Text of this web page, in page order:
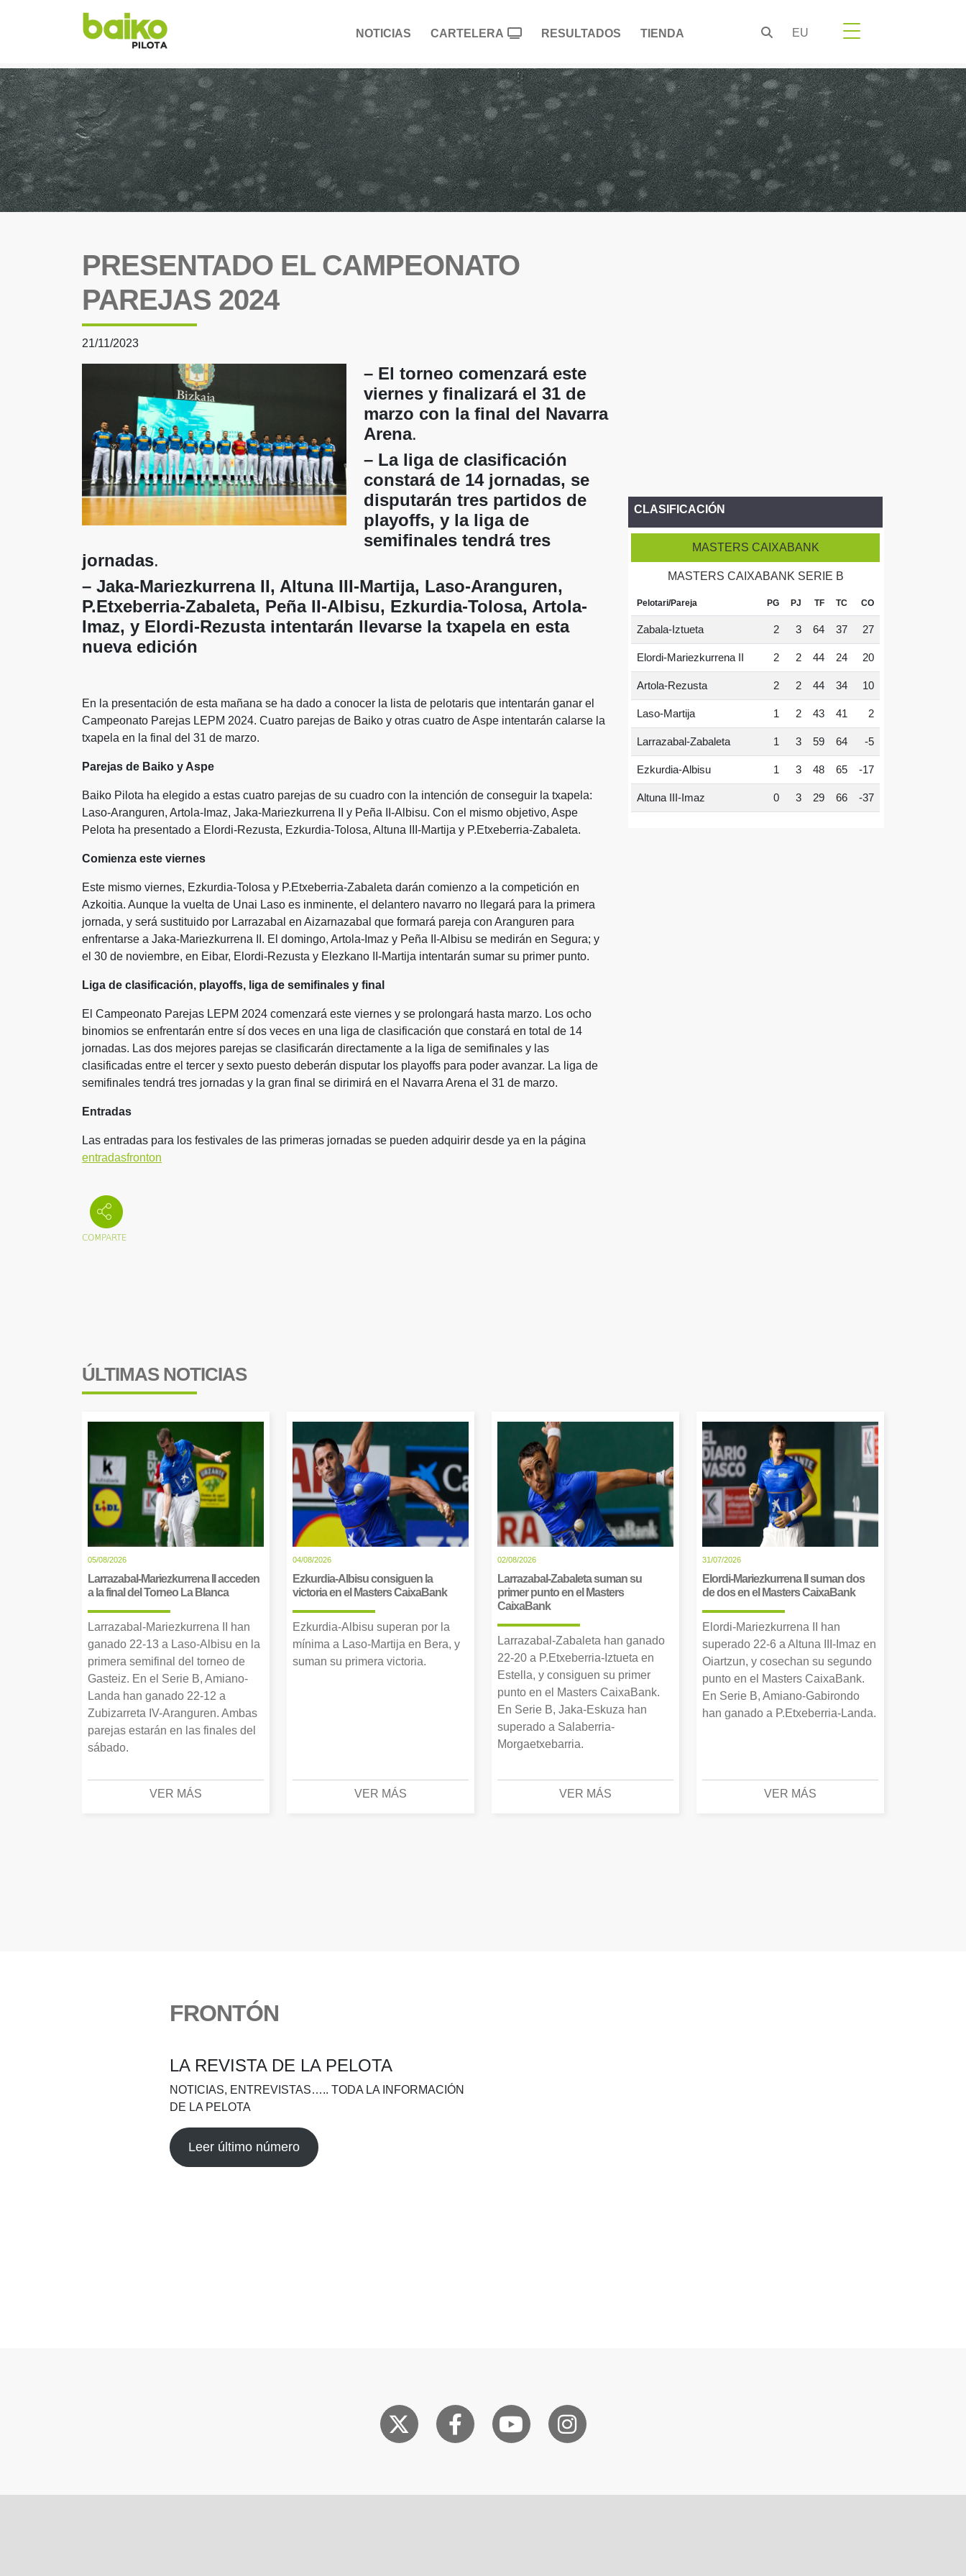
NOTICIAS CARTELERA RESULTADOS TIENDA EU
PRESENTADO EL CAMPEONATO
PAREJAS 2024
21/11/2023
– El torneo comenzará este
viernes y finalizará el 31 de
marzo con la final del Navarra
Arena.
– La liga de clasificación
constará de 14 jornadas, se
disputarán tres partidos de
playoffs, y la liga de
semifinales tendrá tres
jornadas.
– Jaka-Mariezkurrena II, Altuna III-Martija, Laso-Aranguren,
P.Etxeberria-Zabaleta, Peña II-Albisu, Ezkurdia-Tolosa, Artola-
Imaz, y Elordi-Rezusta intentarán llevarse la txapela en esta
nueva edición
En la presentación de esta mañana se ha dado a conocer la lista de pelotaris que intentarán ganar el
Campeonato Parejas LEPM 2024. Cuatro parejas de Baiko y otras cuatro de Aspe intentarán calarse la
txapela en la final del 31 de marzo.
Parejas de Baiko y Aspe
Baiko Pilota ha elegido a estas cuatro parejas de su cuadro con la intención de conseguir la txapela:
Laso-Aranguren, Artola-Imaz, Jaka-Mariezkurrena II y Peña II-Albisu. Con el mismo objetivo, Aspe
Pelota ha presentado a Elordi-Rezusta, Ezkurdia-Tolosa, Altuna III-Martija y P.Etxeberria-Zabaleta.
Comienza este viernes
Este mismo viernes, Ezkurdia-Tolosa y P.Etxeberria-Zabaleta darán comienzo a la competición en
Azkoitia. Aunque la vuelta de Unai Laso es inminente, el delantero navarro no llegará para la primera
jornada, y será sustituido por Larrazabal en Aizarnazabal que formará pareja con Aranguren para
enfrentarse a Jaka-Mariezkurrena II. El domingo, Artola-Imaz y Peña II-Albisu se medirán en Segura; y
el 30 de noviembre, en Eibar, Elordi-Rezusta y Elezkano II-Martija intentarán sumar su primer punto.
Liga de clasificación, playoffs, liga de semifinales y final
El Campeonato Parejas LEPM 2024 comenzará este viernes y se prolongará hasta marzo. Los ocho
binomios se enfrentarán entre sí dos veces en una liga de clasificación que constará en total de 14
jornadas. Las dos mejores parejas se clasificarán directamente a la liga de semifinales y las
clasificadas entre el tercer y sexto puesto deberán disputar los playoffs para poder avanzar. La liga de
semifinales tendrá tres jornadas y la gran final se dirimirá en el Navarra Arena el 31 de marzo.
Entradas
Las entradas para los festivales de las primeras jornadas se pueden adquirir desde ya en la página
entradasfronton
CLASIFICACIÓN
MASTERS CAIXABANK
MASTERS CAIXABANK SERIE B
Pelotari/Pareja PG PJ TF TC CO
Zabala-Iztueta 2 3 64 37 27
Elordi-Mariezkurrena II 2 2 44 24 20
Artola-Rezusta 2 2 44 34 10
Laso-Martija 1 2 43 41 2
Larrazabal-Zabaleta 1 3 59 64 -5
Ezkurdia-Albisu 1 3 48 65 -17
Altuna III-Imaz 0 3 29 66 -37
ÚLTIMAS NOTICIAS
05/08/2026
Larrazabal-Mariezkurrena II acceden
a la final del Torneo La Blanca
Larrazabal-Mariezkurrena II han
ganado 22-13 a Laso-Albisu en la
primera semifinal del torneo de
Gasteiz. En el Serie B, Amiano-
Landa han ganado 22-12 a
Zubizarreta IV-Aranguren. Ambas
parejas estarán en las finales del
sábado.
VER MÁS
04/08/2026
Ezkurdia-Albisu consiguen la
victoria en el Masters CaixaBank
Ezkurdia-Albisu superan por la
mínima a Laso-Martija en Bera, y
suman su primera victoria.
VER MÁS
02/08/2026
Larrazabal-Zabaleta suman su
primer punto en el Masters
CaixaBank
Larrazabal-Zabaleta han ganado
22-20 a P.Etxeberria-Iztueta en
Estella, y consiguen su primer
punto en el Masters CaixaBank.
En Serie B, Jaka-Eskuza han
superado a Salaberria-
Morgaetxebarria.
VER MÁS
31/07/2026
Elordi-Mariezkurrena II suman dos
de dos en el Masters CaixaBank
Elordi-Mariezkurrena II han
superado 22-6 a Altuna III-Imaz en
Oiartzun, y cosechan su segundo
punto en el Masters CaixaBank.
En Serie B, Amiano-Gabirondo
han ganado a P.Etxeberria-Landa.
VER MÁS
FRONTÓN
LA REVISTA DE LA PELOTA
NOTICIAS, ENTREVISTAS….. TODA LA INFORMACIÓN
DE LA PELOTA
Leer último número